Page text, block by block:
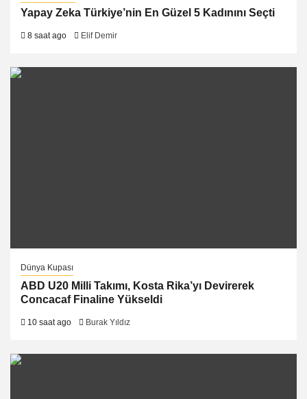
Yapay Zeka Türkiye’nin En Güzel 5 Kadınını Seçti
8 saat ago Elif Demir
Dünya Kupası
ABD U20 Milli Takımı, Kosta Rika’yı Devirerek
Concacaf Finaline Yükseldi
10 saat ago Burak Yıldız